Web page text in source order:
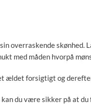
overraskende
med måden hvorpå
ældet forsigtigt og
du være sikker på at